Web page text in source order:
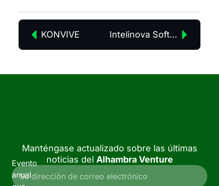
KONVIVE Intelinova Software S,L
Evento
anual
Manténgase actualizado sobre las últimas
noticias del Alhambra Venture